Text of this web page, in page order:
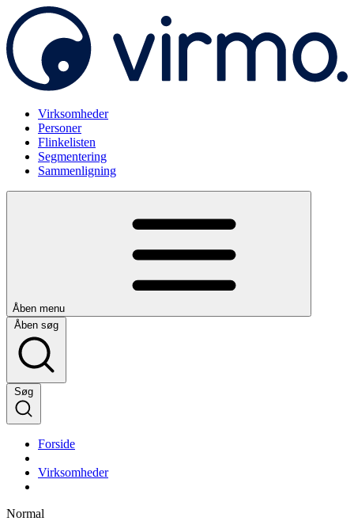
Virksomheder
Personer
Flinkelisten
Segmentering
Sammenligning
Åben menu
Åben søg
Søg
Forside
Virksomheder
Normal